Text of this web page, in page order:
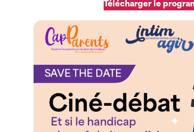
Télécharger le